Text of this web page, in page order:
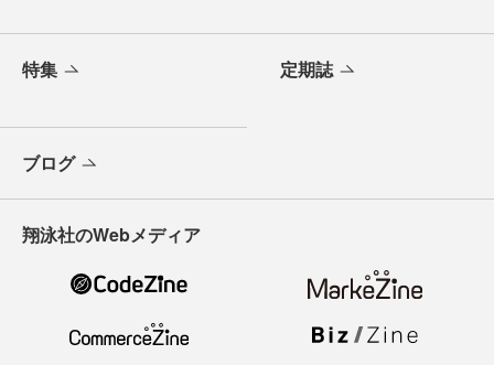
特集 定期誌
ブログ
翔泳社のWebメディア